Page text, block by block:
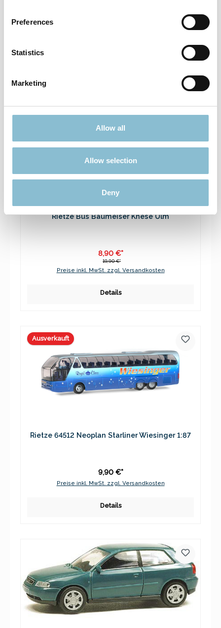
Preferences
Statistics
Marketing
Allow all
Allow selection
Deny
Rietze Bus Baumeiser Knese Ulm
8,90 €*
19,90 €*
Preise inkl. MwSt. zzgl. Versandkosten
Details
Ausverkauft
Rietze 64512 Neoplan Starliner Wiesinger 1:87
9,90 €*
Preise inkl. MwSt. zzgl. Versandkosten
Details